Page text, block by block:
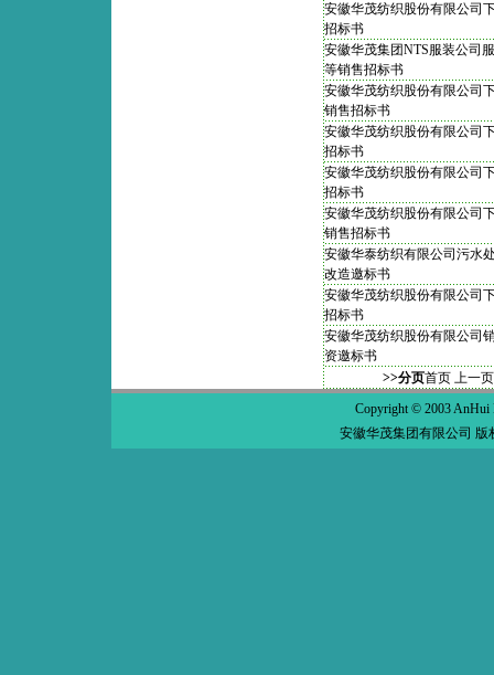
安徽华茂纺织股份有限公司
招标书
安徽华茂集团NTS服装公司
等销售招标书
安徽华茂纺织股份有限公司
销售招标书
安徽华茂纺织股份有限公司
招标书
安徽华茂纺织股份有限公司
招标书
安徽华茂纺织股份有限公司
销售招标书
安徽华泰纺织有限公司污水
改造邀标书
安徽华茂纺织股份有限公司
招标书
安徽华茂纺织股份有限公司
资邀标书
>>分页首页 上一页
Copyright © 2003 AnHui
安徽华茂集团有限公司 版